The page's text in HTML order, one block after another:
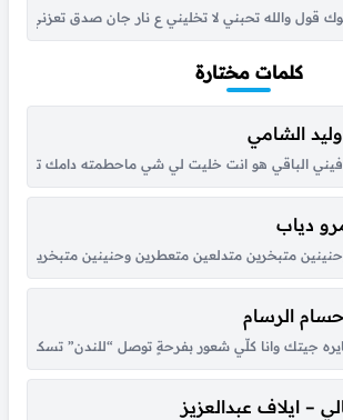
قول والله تحبني لا تخليني ع نار جان صدق تعزني
كلمات مختارة
الشامي
الباقي هو انت خليت لي شي ماحطمته دامك تلذذ
دياب
متبخرين متدلعين متعطرين وحنينين متبخرين عملوا
الرسام
جيتك وانا كلّي شعور بفرحةٍ توصل “للندن”
– ايلاف عبدالعزيز